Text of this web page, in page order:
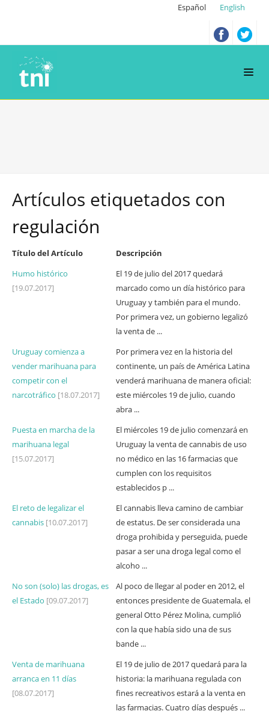
Español English
Artículos etiquetados con
regulación
Título del Artículo
Descripción
Humo histórico
[19.07.2017]
El 19 de julio del 2017 quedará
marcado como un día histórico para
Uruguay y también para el mundo.
Por primera vez, un gobierno legalizó
la venta de ...
Uruguay comienza a
vender marihuana para
competir con el
narcotráfico [18.07.2017]
Por primera vez en la historia del
continente, un país de América Latina
venderá marihuana de manera oficial:
este miércoles 19 de julio, cuando
abra ...
Puesta en marcha de la
marihuana legal
[15.07.2017]
El miércoles 19 de julio comenzará en
Uruguay la venta de cannabis de uso
no médico en las 16 farmacias que
cumplen con los requisitos
establecidos p ...
El reto de legalizar el
cannabis [10.07.2017]
El cannabis lleva camino de cambiar
de estatus. De ser considerada una
droga prohibida y perseguida, puede
pasar a ser una droga legal como el
alcoho ...
No son (solo) las drogas, es
el Estado [09.07.2017]
Al poco de llegar al poder en 2012, el
entonces presidente de Guatemala, el
general Otto Pérez Molina, cumplió
con la que había sido una de sus
bande ...
Venta de marihuana
arranca en 11 días
[08.07.2017]
El 19 de julio de 2017 quedará para la
historia: la marihuana regulada con
fines recreativos estará a la venta en
las farmacias. Cuatro días después ...